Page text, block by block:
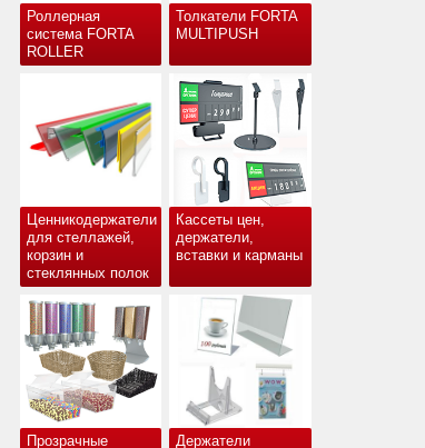
Роллерная
система FORTA
ROLLER
Толкатели FORTA
MULTIPUSH
Ценникодержатели
для стеллажей,
корзин и
стеклянных полок
Кассеты цен,
держатели,
вставки и карманы
Прозрачные Держатели